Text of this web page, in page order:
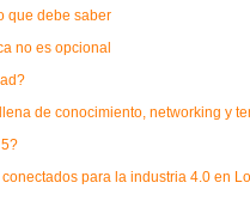
que debe saber
no es opcional
de conocimiento, networking y
para la industria 4.0 en